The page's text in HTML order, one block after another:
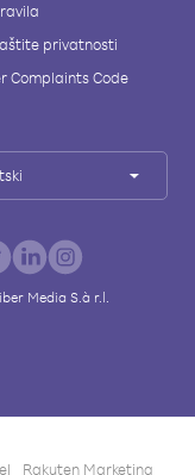
privatnosti
Complaints Code
Media S.à r.l.
Rakuten Marketing